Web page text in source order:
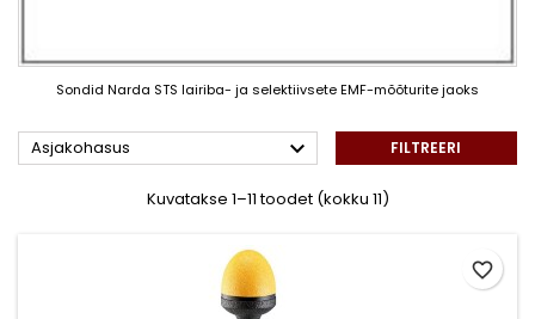
Sondid Narda STS lairiba- ja selektiivsete EMF-mõõturite jaoks
Asjakohasus  FILTREERI
Kuvatakse 1–11 toodet (kokku 11)
favorite_border